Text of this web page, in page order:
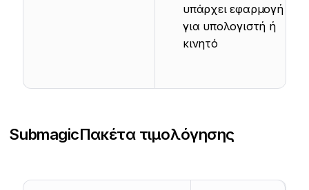
υπάρχει εφαρμογή
για υπολογιστή ή
κινητό
SubmagicΠακέτα τιμολόγησης